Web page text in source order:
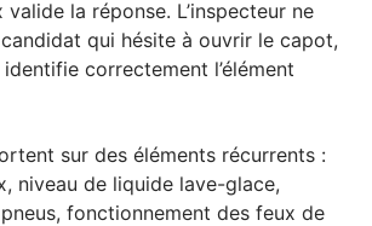
la réponse. L’inspecteur ne
qui hésite à ouvrir le capot,
correctement l’élément
sur des éléments récurrents :
niveau de liquide lave-glace,
fonctionnement des feux de